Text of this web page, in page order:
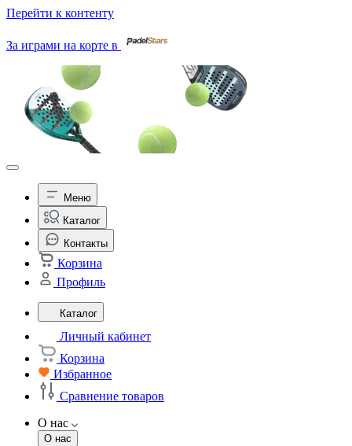
Перейти к контенту
За играми на корте в
Меню
Каталог
Контакты
Корзина
Профиль
Каталог
Личный кабинет
Корзина
Избранное
Сравнение товаров
О нас
О нас